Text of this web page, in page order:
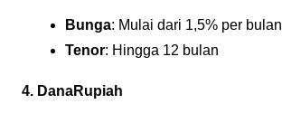
Bunga: Mulai dari 1,5% per bulan
Tenor: Hingga 12 bulan
4. DanaRupiah